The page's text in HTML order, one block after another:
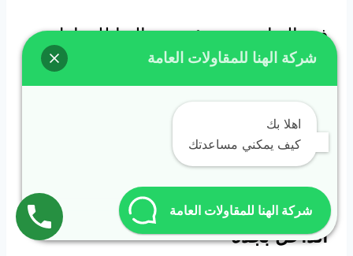
في النهاية، مع مؤسسة الهنا للعوازل،
يمكنك الاستمتاع بكل لحظة في
العالية والخدمة الممتازة التي تقدمها.
إليك الحل مع شركة عزل المسابح من
الداخل بجدة
شركة الهنا للمقاولات العامة
اهلا بك
كيف يمكني مساعدتك
شركة الهنا للمقاولات العامة